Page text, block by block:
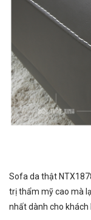
Sofa da thật
trị thẩm mỹ cao mà
nhất dành cho khách